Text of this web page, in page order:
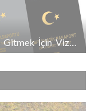
Üsküp Vize İstiyor Mu? Üsküp’e Gitmek İçin Vize Gerekli Mi?